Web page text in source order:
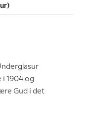
i 1904 og
Gud i det